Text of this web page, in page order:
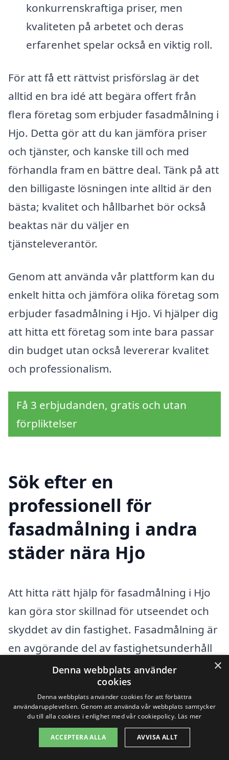
konkurrenskraftiga priser, men
kvaliteten på arbetet och deras
erfarenhet spelar också en viktig roll.
För att få ett rättvist prisförslag är det
alltid en bra idé att begära offert från
flera företag som erbjuder fasadmålning i
Hjo. Detta gör att du kan jämföra priser
och tjänster, och kanske till och med
förhandla fram en bättre deal. Tänk på att
den billigaste lösningen inte alltid är den
bästa; kvalitet och hållbarhet bör också
beaktas när du väljer en
tjänsteleverantör.
Genom att använda vår plattform kan du
enkelt hitta och jämföra olika företag som
erbjuder fasadmålning i Hjo. Vi hjälper dig
att hitta ett företag som inte bara passar
din budget utan också levererar kvalitet
och professionalism.
Få 3 erbjudanden, gratis och utan
förpliktelser
Sök efter en
professionell för
fasadmålning i andra
städer nära Hjo
Att hitta rätt hjälp för fasadmålning i Hjo
kan göra stor skillnad för utseendet och
skyddet av din fastighet. Fasadmålning är
en avgörande del av fastighetsunderhåll
som inte bara ökar värdet på din
egendom, utan även bidrar till långsiktig
hållbarhet. Genom att anlita
professionella målare får du kvalitet och
expertis, vilket gör att arbetet görs på
×
Denna webbplats använder
cookies
Denna webbplats använder cookies för att förbättra
användarupplevelsen. Genom att använda vår webbplats samtycker
du till alla cookies i enlighet med vår cookiepolicy. Läs mer
ACCEPTERA ALLA AVVISA ALLT